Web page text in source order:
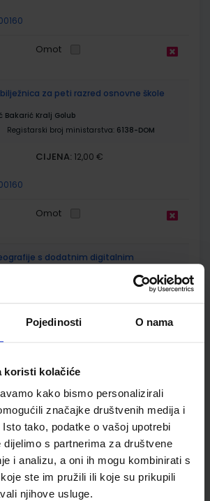
Pojedinosti O nama
koristi kolačiće
kako bismo personalizirali
značajke društvenih medija i
tako, podatke o vašoj upotrebi
dijelimo s partnerima za društvene
i analizu, a oni ih mogu kombinirati s
ste im pružili ili koje su prikupili
njihove usluge.
Omot
bilježnica za peti razred osnovne škole
Bakarić Kralj Golub
Registarski broj ministarstva: 6138-DOM
CIJENA: 12,00 €
Omot
s dodatnim digitalnim
Igor Tišma Ružica Vuk Alenka Bujan
d.d. Registarski broj ministarstva:6018
Omot
za geografiju u petom razredu
Igor Tišma Ružica Vuk Alenka Bujan
d.d. Registarski broj ministarstva:6018-